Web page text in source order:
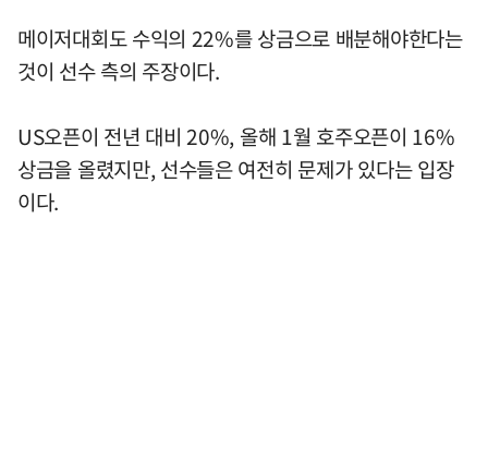
메이저대회도 수익의 22%를 상금으로 배분해야한다는
것이 선수 측의 주장이다.
US오픈이 전년 대비 20%, 올해 1월 호주오픈이 16%
상금을 올렸지만, 선수들은 여전히 문제가 있다는 입장
이다.